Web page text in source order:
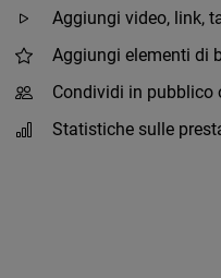
Aggiungi video, link,
Aggiungi elementi di
Condividi in pubblico
Statistiche sulle